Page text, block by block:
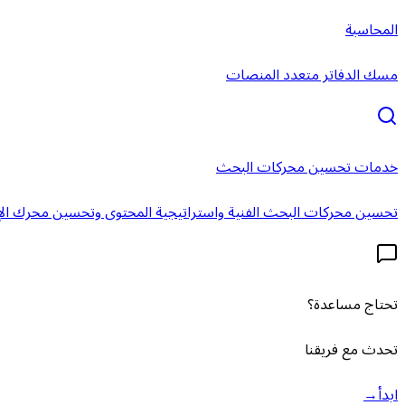
المحاسبة
مسك الدفاتر متعدد المنصات
خدمات تحسين محركات البحث
تحسين محركات البحث الفنية واستراتيجية المحتوى وتحسين محرك
تحتاج مساعدة؟
تحدث مع فريقنا
ابدأ→